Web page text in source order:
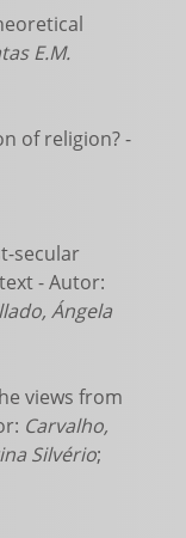
E.M.
of religion? -
secular
- Autor:
Ángela
views from
Carvalho,
Silvério;